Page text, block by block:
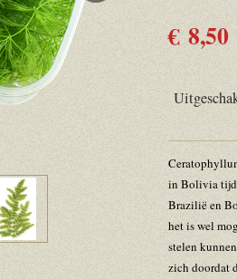
€ 8,50
in Bolivia
Brazilië en
het is wel
stelen
zich doordat